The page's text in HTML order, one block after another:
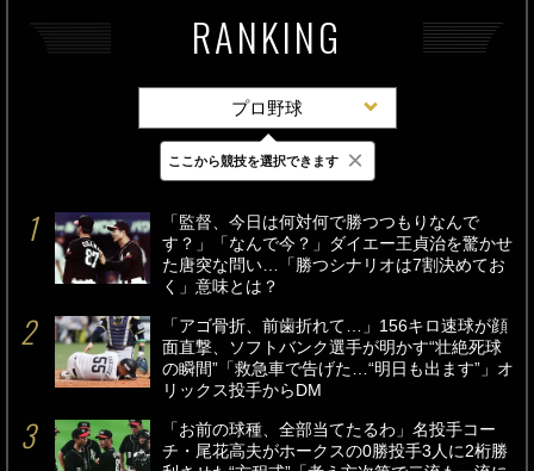
RANKING
プロ野球
最新 24時間 週間
「監督、今日は何対何で勝つつもりなんで
す？」「なんで今？」ダイエー王貞治を驚かせ
た唐突な問い…「勝つシナリオは7割決めてお
く」意味とは？
「アゴ骨折、前歯折れて…」156キロ速球が顔
面直撃、ソフトバンク選手が明かす“壮絶死球
の瞬間”「救急車で告げた…“明日も出ます”」オ
リックス投手からDM
「お前の球種、全部当てたるわ」名投手コー
チ・尾花高夫がホークスの0勝投手3人に2桁勝
ここから競技を選択できます ×